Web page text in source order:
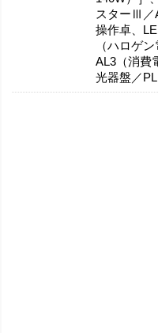
スターⅢ／
操作卓、
（ハロゲ
AL3（消費
光器盤／